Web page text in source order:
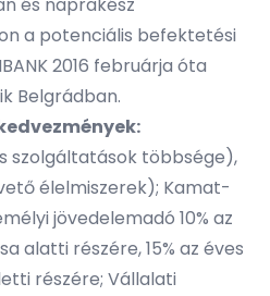
a potenciális befektetési
2016 februárja óta
Belgrádban.
szolgáltatások többsége),
élelmiszerek); Kamat-
jövedelemadó 10% az
alatti részére, 15% az éves
részére; Vállalati